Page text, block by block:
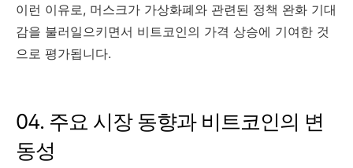
이런 이유로, 머스크가 가상화폐와 관련된 정책 완화 기대
감을 불러일으키면서 비트코인의 가격 상승에 기여한 것
으로 평가됩니다.
04. 주요 시장 동향과 비트코인의 변
동성